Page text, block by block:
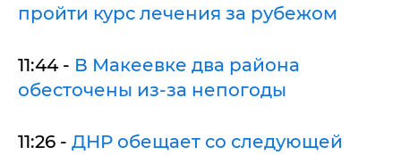
пройти курс лечения за рубежом
11:44 - В Макеевке два района
обесточены из-за непогоды
11:26 - ДНР обещает со следующей